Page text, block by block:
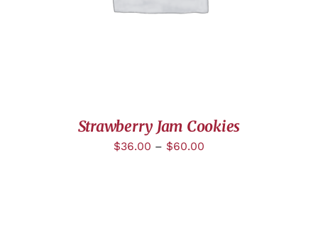
Strawberry Jam Cookies
$36.00 – $60.00